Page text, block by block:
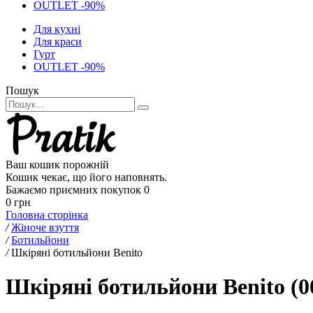
OUTLET -90%
Для кухні
Для краси
Гурт
OUTLET -90%
Пошук
Ваш кошик порожній
Кошик чекає, що його наповнять.
Бажаємо приємних покупок 0
0 грн
Головна сторінка
/ Жіноче взуття
/ Ботильйони
/ Шкіряні ботильйони Benito
Шкіряні ботильйони Benito